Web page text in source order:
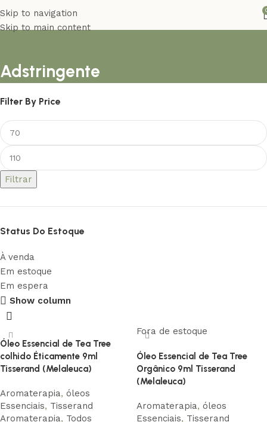
Skip to navigation
Skip to main content
Adstringente
Filter By Price
Filtrar
Status Do Estoque
À venda
Em estoque
Em espera
Saber Mais
Show column
Óleo Essencial de Tea Tree
colhido Éticamente 9ml
Tisserand (Melaleuca)
Aromaterapia, óleos
Essenciais, Tisserand
Aromaterapia, Todos
Fora de estoque
Óleo Essencial de Tea Tree
Orgânico 9ml Tisserand
(Melaleuca)
Aromaterapia, óleos
Essenciais, Tisserand